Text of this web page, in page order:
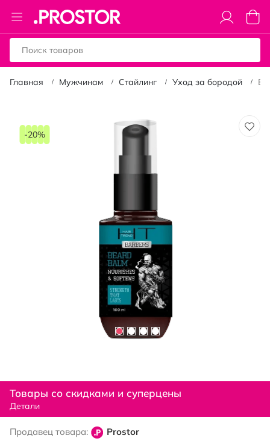
Toggle
Nav
Моя
Главная Мужчинам Стайлинг Уход за бородой
перейти
-20%
к
началу
галереи
Товары со скидками и суперцены
Детали
Продавец товара: Prostor